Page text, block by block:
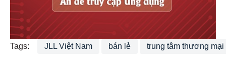
Tags: JLL Việt Nam bán lẻ trung tâm thương mại